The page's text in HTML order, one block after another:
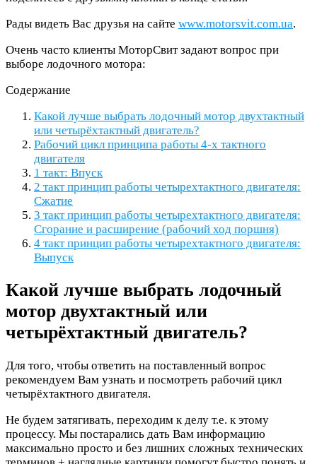
Рады видеть Вас друзья на сайте www.motorsvit.com.ua.
Очень часто клиенты МоторСвит задают вопрос при
выборе лодочного мотора:
Содержание
Какой лучше выбрать лодочный мотор двухтактный
или четырёхтактный двигатель?
Рабочий цикл принципа работы 4-х тактного
двигателя
1 такт: Впуск
2 такт принцип работы четырехтактного двигателя:
Сжатие
3 такт принцип работы четырехтактного двигателя:
Сгорание и расширение (рабочий ход поршня)
4 такт принцип работы четырехтактного двигателя:
Выпуск
Какой лучше выбрать лодочный
мотор двухтактный или
четырёхтактный двигатель?
Для того, чтобы ответить на поставленный вопрос
рекомендуем Вам узнать и посмотреть рабочий цикл
четырёхтактного двигателя.
Не будем затягивать, переходим к делу т.е. к этому
процессу. Мы постарались дать Вам информацию
максимально просто и без лишних сложных технических